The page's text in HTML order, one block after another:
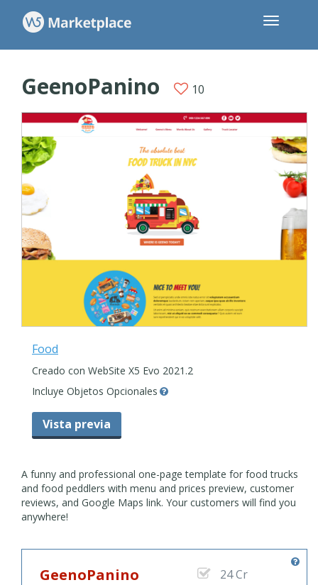
GeenoPanino 10
Food
Creado con WebSite X5 Evo 2021.2
Incluye Objetos Opcionales
Vista previa
A funny and professional one-page template for food trucks
and food peddlers with menu and prices preview, customer
reviews, and Google Maps link. Your customers will find you
anywhere!
GeenoPanino 24 Cr